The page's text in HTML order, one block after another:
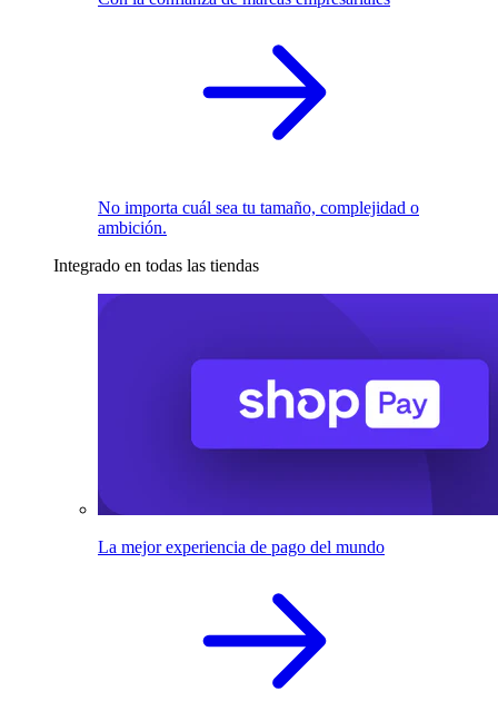
No importa cuál sea tu tamaño, complejidad o
ambición.
Integrado en todas las tiendas
La mejor experiencia de pago del mundo